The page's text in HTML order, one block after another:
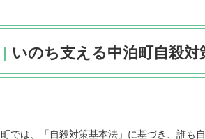
いのち支える中泊町自殺対
町では、「自殺対策基本法」に基づき、誰も